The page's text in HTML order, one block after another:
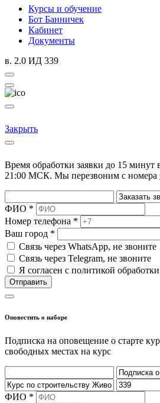
Курсы и обучение
Бот Банничек
Кабинет
Документы
в. 2.0 ИД 339
Закрыть
Время обработки заявки до 15 минут
21:00 МСК. Мы перезвоним с номера
ФИО *
Номер телефона *
Ваш город *
Cвязь через WhatsApp, не звоните
Cвязь через Telegram, не звоните
Я согласен с политикой
Отправить
Оповестить о наборе
Подписка на оповещение о старте
свободных местах на курс
ФИО *